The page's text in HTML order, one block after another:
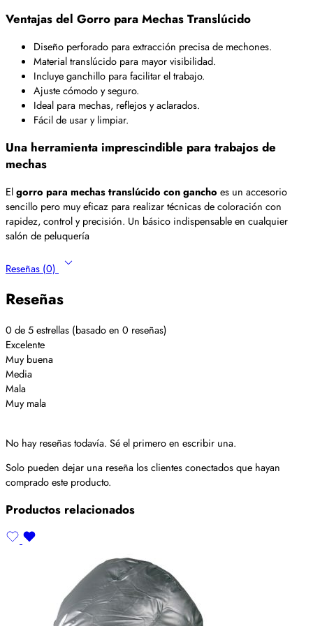
Ventajas del Gorro para Mechas Translúcido
Diseño perforado para extracción precisa de mechones.
Material translúcido para mayor visibilidad.
Incluye ganchillo para facilitar el trabajo.
Ajuste cómodo y seguro.
Ideal para mechas, reflejos y aclarados.
Fácil de usar y limpiar.
Una herramienta imprescindible para trabajos de
mechas
Elgorro para mechas translúcido con gancho es un accesorio
sencillo pero muy eficaz para realizar técnicas de coloración con
rapidez, control y precisión. Un básico indispensable en cualquier
salón de peluquería
Reseñas (0)
Reseñas
0 de 5 estrellas (basado en 0 reseñas)
Excelente
Muy buena
Media
Mala
Muy mala
No hay reseñas todavía. Sé el primero en escribir una.
Solo pueden dejar una reseña los clientes conectados que hayan
comprado este producto.
Productos relacionados